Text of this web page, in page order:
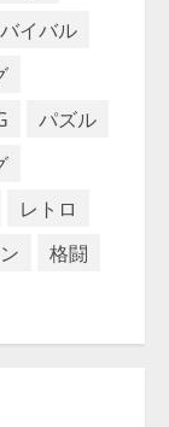
イバル
パズル
レトロ
格闘